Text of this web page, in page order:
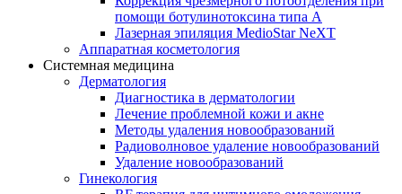
помощи ботулинотоксина типа А
Лазерная эпиляция MedioStar NeXT
Аппаратная косметология
Системная медицина
Дерматология
Диагностика в дерматологии
Лечение проблемной кожи и акне
Методы удаления новообразований
Радиоволновое удаление новообразований
Удаление новообразований
Гинекология